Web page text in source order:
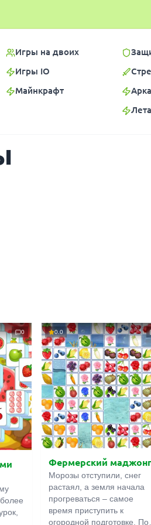
Игры на двоих
Игры IO
Майнкрафт
0 0.0
Фермерский
Морозы отступили, снег
растаял, а земля начала
прогреваться – самое
время приступить к
огородной подготовке.